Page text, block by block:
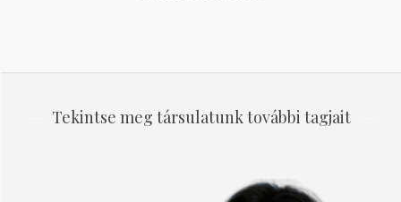
Tekintse meg társulatunk további tagjait